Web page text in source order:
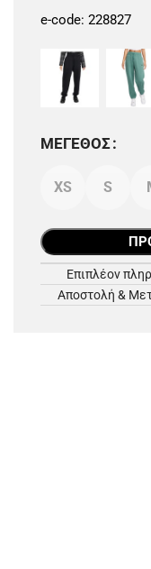
e-code: 228827
ΜΈΓΕΘΟΣ
XS S
Επιπλέον
Αποστολή &